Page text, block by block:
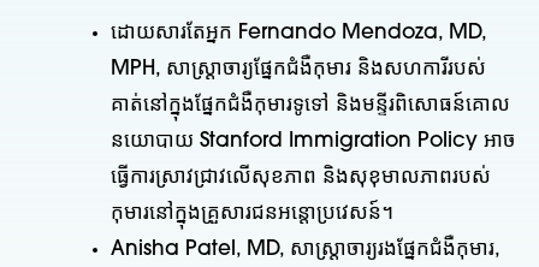
ដោយសារតែអ្នក Fernando Mendoza, MD,
MPH, សាស្ត្រាចារ្យផ្នែកជំងឺកុមារ និងសហការីរបស់
គាត់នៅក្នុងផ្នែកជំងឺកុមារទូទៅ និងមន្ទីរពិសោធន៍គោល
នយោបាយ Stanford Immigration Policy អាច
ធ្វើការស្រាវជ្រាវលើសុខភាព និងសុខុមាលភាពរបស់
កុមារនៅក្នុងគ្រួសារជនអន្តោប្រវេសន៍។
Anisha Patel, MD, សាស្ត្រាចារ្យរងផ្នែកជំងឺកុមារ,